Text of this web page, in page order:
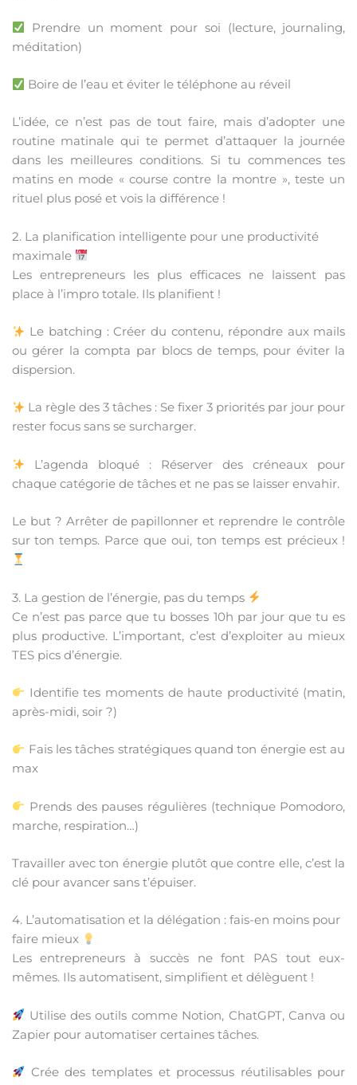
Prendre un moment pour soi (lecture, journaling,
méditation)
Boire de l’eau et éviter le téléphone au réveil
L’idée, ce n’est pas de tout faire, mais d’adopter une
routine matinale qui te permet d’attaquer la journée
dans les meilleures conditions. Si tu commences tes
matins en mode « course contre la montre », teste un
rituel plus posé et vois la différence !
2. La planification intelligente pour une productivité
maximale
Les entrepreneurs les plus efficaces ne laissent pas
place à l’impro totale. Ils planifient !
Le batching : Créer du contenu, répondre aux mails
ou gérer la compta par blocs de temps, pour éviter la
dispersion.
La règle des 3 tâches : Se fixer 3 priorités par jour pour
rester focus sans se surcharger.
L’agenda bloqué : Réserver des créneaux pour
chaque catégorie de tâches et ne pas se laisser envahir.
Le but ? Arrêter de papillonner et reprendre le contrôle
sur ton temps. Parce que oui, ton temps est précieux !
3. La gestion de l’énergie, pas du temps
Ce n’est pas parce que tu bosses 10h par jour que tu es
plus productive. L’important, c’est d’exploiter au mieux
TES pics d’énergie.
Identifie tes moments de haute productivité (matin,
après-midi, soir ?)
Fais les tâches stratégiques quand ton énergie est au
max
Prends des pauses régulières (technique Pomodoro,
marche, respiration…)
Travailler avec ton énergie plutôt que contre elle, c’est la
clé pour avancer sans t’épuiser.
4. L’automatisation et la délégation : fais-en moins pour
faire mieux
Les entrepreneurs à succès ne font PAS tout eux-
mêmes. Ils automatisent, simplifient et délèguent !
Utilise des outils comme Notion, ChatGPT, Canva ou
Zapier pour automatiser certaines tâches.
Crée des templates et processus réutilisables pour